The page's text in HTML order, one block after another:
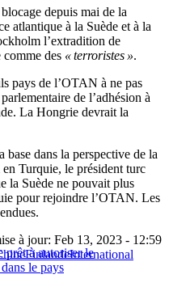
depuis mai de la
atlantique à la Suède et à la
l’extradition de
des « terroristes ».
pays de l’OTAN à ne pas
de l’adhésion à
La Hongrie devrait la
base dans la perspective de la
Turquie, le président turc
la Suède ne pouvait plus
pour rejoindre l’OTAN. Les
prêt à autoriser le
le pays
à jour: Feb 13, 2023 - 12:59
FinlandeInternational